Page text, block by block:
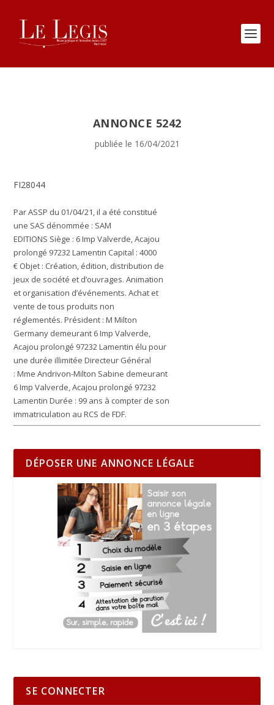
ANNONCE 5242
publiée le 16/04/2021
FI28044
Par ASSP du 01/04/21, il a été constitué
une SAS dénommée : SAM
EDITIONS Siège : 6 Imp Valverde, Acajou
prolongé 97232 Lamentin Capital :4000
€ Objet : Création, édition, distribution de
jeux de société et d’ouvrages. Animation
et organisation d’événements. Achat et
vente de tous produits non
réglementés.Président :M Milton
Germany demeurant 6 Imp Valverde,
Acajou prolongé 97232 Lamentin élu pour
une durée illimitéeDirecteur Général
: Mme Andrivon-Milton Sabine demeurant
6 Imp Valverde, Acajou prolongé 97232
LamentinDurée : 99 ans à compter de son
immatriculation au RCS de FDF.
DÉPOSER UNE ANNONCE LÉGALE
SE CONNECTER